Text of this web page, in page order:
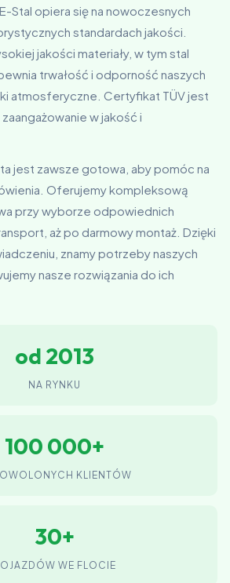
Stal opiera się na nowoczesnych
standardach jakości.
jakości materiały, w tym stal
trwałość i odporność naszych
atmosferyczne. Certyfikat TÜV jest
w jakość i
jest zawsze gotowa, aby pomóc na
Oferujemy kompleksową
przy wyborze odpowiednich
aż po darmowy montaż. Dzięki
znamy potrzeby naszych
nasze rozwiązania do ich
od 2013
NA RYNKU
100 000+
KLIENTÓW
30+
WE FLOCIE